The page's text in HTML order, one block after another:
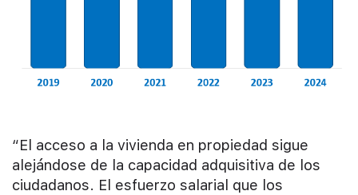
“El acceso a la vivienda en propiedad sigue
alejándose de la capacidad adquisitiva de los
ciudadanos. El esfuerzo salarial que los